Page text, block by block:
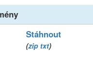
Stáhnout
(zip txt)